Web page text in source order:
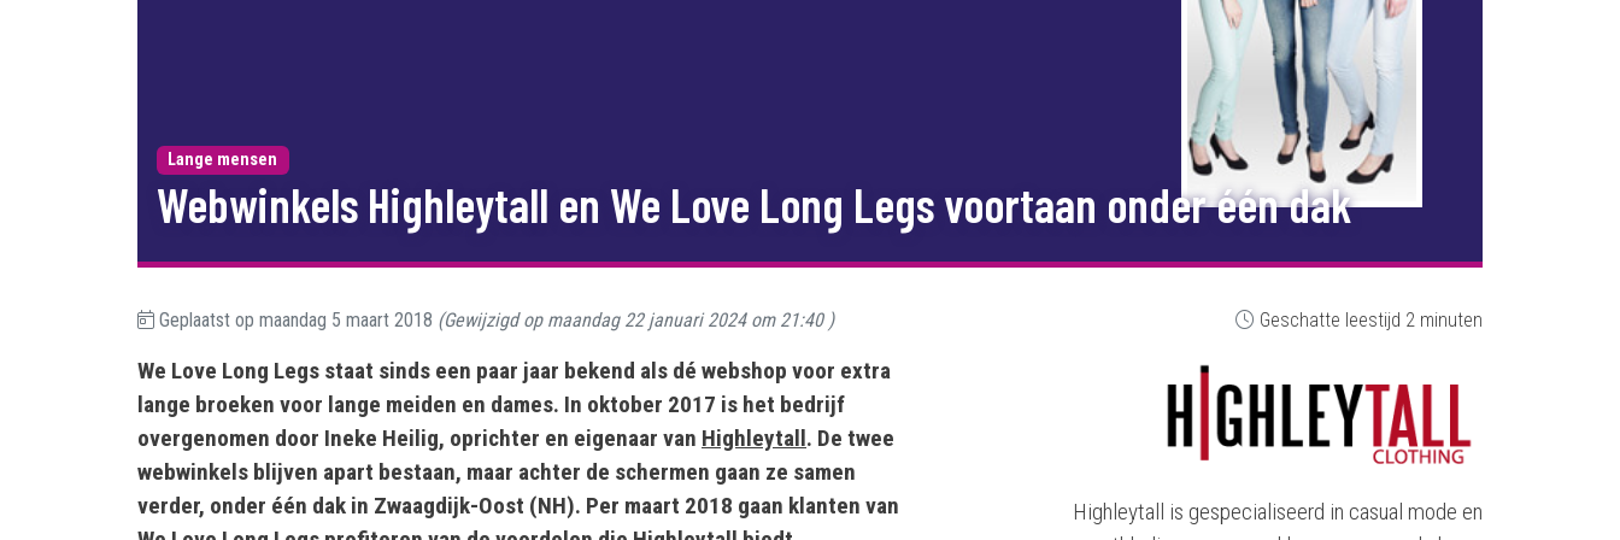
Lange mensen
Webwinkels Highleytall en We Love Long Legs voortaan onder één dak
Geplaatst op maandag 5 maart 2018 (Gewijzigd op maandag 22 januari 2024 om 21:40) Geschatte leestijd 2 minuten
We Love Long Legs staat sinds een paar jaar bekend als dé webshop voor extra
lange broeken voor lange meiden en dames. In oktober 2017 is het bedrijf
overgenomen door Ineke Heilig, oprichter en eigenaar van Highleytall. De twee
webwinkels blijven apart bestaan, maar achter de schermen gaan ze samen
verder, onder één dak in Zwaagdijk-Oost (NH). Per maart 2018 gaan klanten van
Highleytall is gespecialiseerd in casual mode en